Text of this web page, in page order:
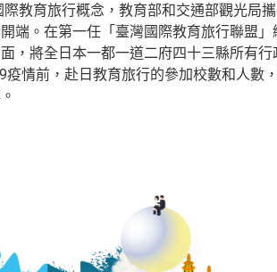
教育旅行概念，教育部和交通部觀光局
端。在第一任「臺灣國際教育旅行聯盟
，將全日本一都一道二府四十三縣所有
疫情前，赴日教育旅行的參加校數和人